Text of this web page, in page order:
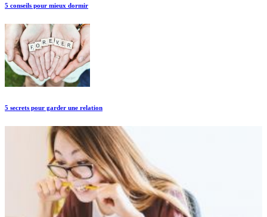
5 conseils pour mieux dormir
5 secrets pour garder une relation